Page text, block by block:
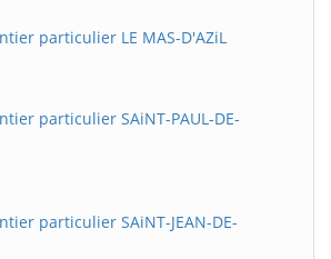
particulier LE MAS-D'AZiL
particulier SAiNT-PAUL-DE-
particulier SAiNT-JEAN-DE-